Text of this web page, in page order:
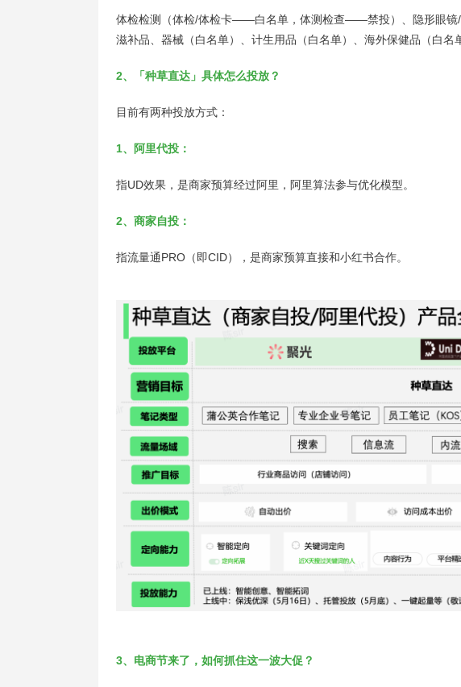
体检检测（体检/体检卡——白名单，体测检查——禁投）、隐形眼镜/
滋补品、器械（白名单）、计生用品（白名单）、海外保健品（白名
2、「种草直达」具体怎么投放？
目前有两种投放方式：
1、阿里代投：
指UD效果，是商家预算经过阿里，阿里算法参与优化模型。
2、商家自投：
指流量通PRO（即CID），是商家预算直接和小红书合作。
3、电商节来了，如何抓住这一波大促？